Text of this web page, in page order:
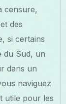
censure,
des
si certains
du Sud, un
dans un
naviguez
utile pour les